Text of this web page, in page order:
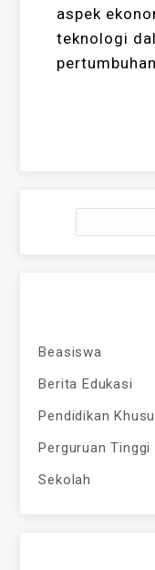
aspek
teknologi
Beasiswa
Berita Edukasi
Pendidikan
Perguruan Tinggi
Sekolah